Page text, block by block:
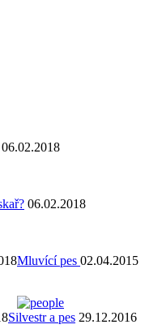
06.02.2018
06.02.2018
Silvestr a pes 29.12.2016
Mluvící pes 02.04.2015